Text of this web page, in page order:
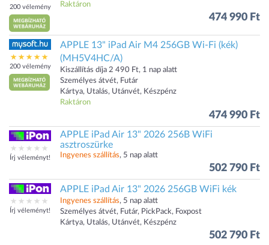
200 vélemény Raktáron
474 990 Ft
200 vélemény
APPLE 13" iPad Air M4 256GB Wi-Fi (kék)
(MH5V4HC/A)
Kiszállítás díja 2 490 Ft, 1 nap alatt
Személyes átvét, Futár
Kártya, Utalás, Utánvét, Készpénz
Raktáron
474 990 Ft
Írj véleményt!
APPLE iPad Air 13" 2026 256B WiFi
asztroszürke
Ingyenes szállítás, 5 nap alatt
502 790 Ft
Írj véleményt!
APPLE iPad Air 13" 2026 256GB WiFi kék
Ingyenes szállítás, 5 nap alatt
Személyes átvét, Futár, PickPack, Foxpost
Kártya, Utalás, Utánvét, Készpénz
502 790 Ft